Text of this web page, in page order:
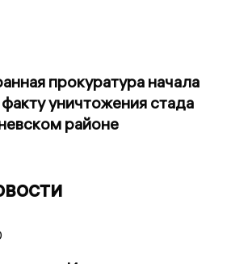
прокуратура начала
уничтожения стада
районе